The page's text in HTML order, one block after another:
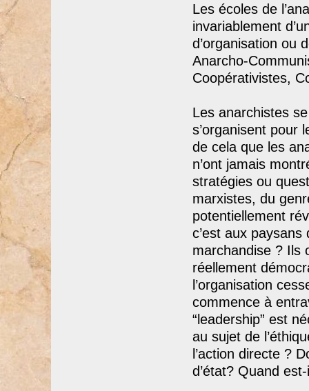
Les écoles de
invariablement
d’organisation ou
Anarcho-
Coopérativistes,
Les anarchistes
s’organisent pour
de cela que les
n’ont jamais
stratégies ou
marxistes, du
potentiellement
c’est aux
marchandise ? Ils
réellement
l’organisation
commence à
“leadership” est
au sujet de
l’action directe ?
d’état? Quand